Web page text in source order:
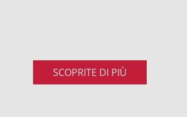
SCOPRITE DI PIÙ